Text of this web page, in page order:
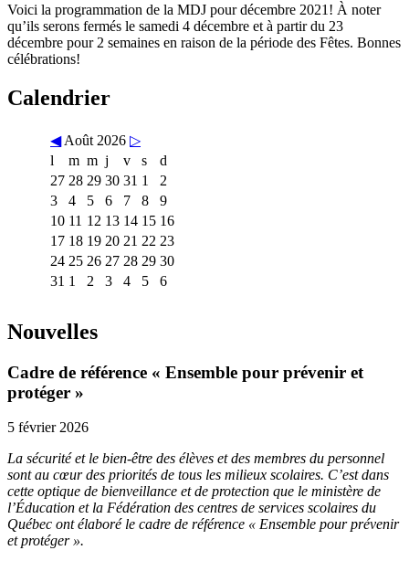
Voici la programmation de la MDJ pour décembre 2021! À noter
qu’ils serons fermés le samedi 4 décembre et à partir du 23
décembre pour 2 semaines en raison de la période des Fêtes. Bonnes
célébrations!
Calendrier
◀ Août 2026 ▷
l
m m j v s
d
27 28 29 30 31 1
2
3
4 5 6 7 8
9
10 11 12 13 14 15 16
17 18 19 20 21 22 23
24 25 26 27 28 29 30
31 1 2 3 4 5 6
Nouvelles
Cadre de référence « Ensemble pour prévenir et
protéger »
5 février 2026
La sécurité et le bien-être des élèves et des membres du personnel
sont au cœur des priorités de tous les milieux scolaires. C’est dans
cette optique de bienveillance et de protection que le ministère de
l’Éducation et la Fédération des centres de services scolaires du
Québec ont élaboré le cadre de référence « Ensemble pour prévenir
et protéger ».